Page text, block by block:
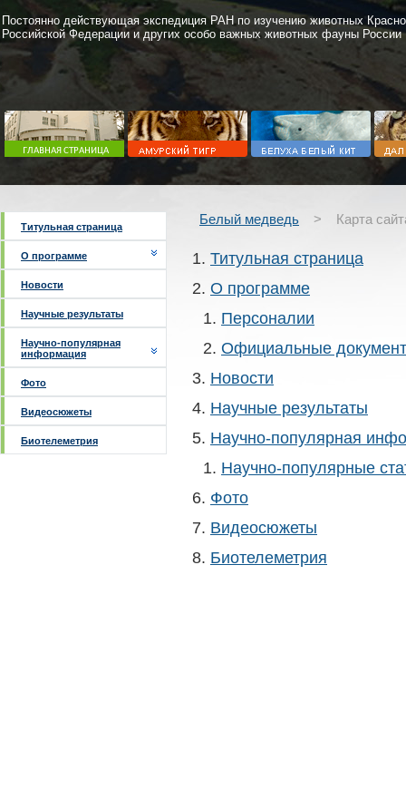
Постоянно действующая экспедиция РАН по изучению животных
Российской Федерации и других особо важных животных фауны России
Титульная страница
О программе
Новости
Научные результаты
Научно-популярная
информация
Фото
Видеосюжеты
Биотелеметрия
Белый медведь > Карта
Титульная страница
О программе
Персоналии
Официальные
Новости
Научные результаты
Научно-популярная
Научно-популярные
Фото
Видеосюжеты
Биотелеметрия